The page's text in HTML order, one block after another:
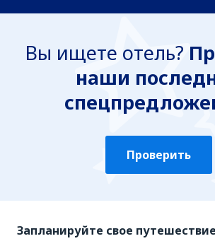
Вы ищете отель?
наши
Проверить
Запланируйте свое путешествие